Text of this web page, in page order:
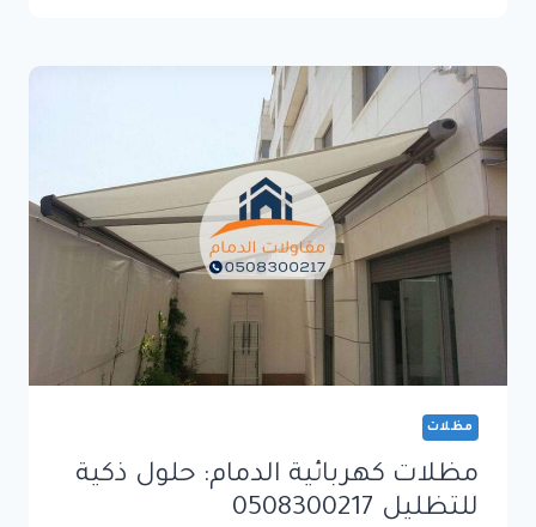
تصنع
منزلًا
يجمع
بين
الفخامة
والراحة
والاستثمار
الذكي؟
مظلات
مظلات كهربائية الدمام: حلول ذكية
للتظليل 0508300217